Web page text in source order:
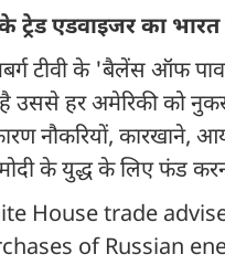
के ट्रेड एडवाइजर का
टीवी के 'बैलेंस ऑफ
उससे हर अमेरिकी को
नौकरियों, कारखाने,
के युद्ध के लिए फंड
House trade
of Russian